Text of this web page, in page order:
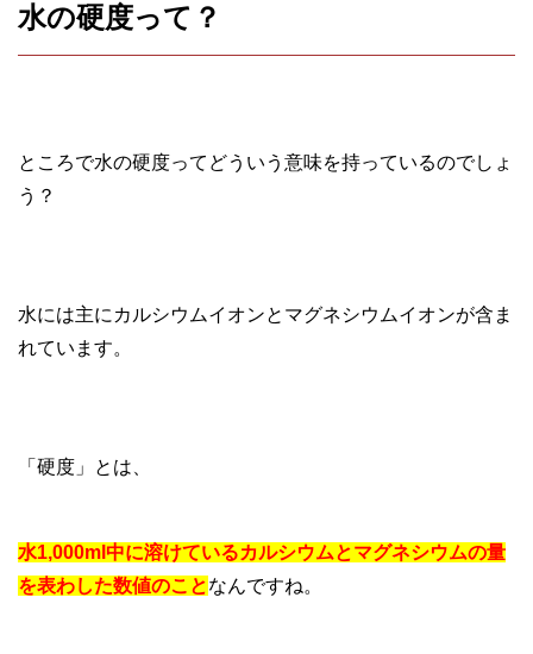
水の硬度って？
ところで水の硬度ってどういう意味を持っているのでしょ
う？
水には主にカルシウムイオンとマグネシウムイオンが含ま
れています。
「硬度」とは、
水1,000ml中に溶けているカルシウムとマグネシウムの量
を表わした数値のことなんですね。